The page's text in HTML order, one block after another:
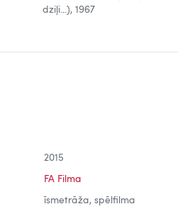
dziļi...), 1967
2015
FA Filma
īsmetrāža, spēlfilma